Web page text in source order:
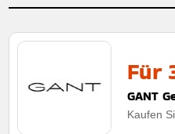
Für
GANT
Kaufen